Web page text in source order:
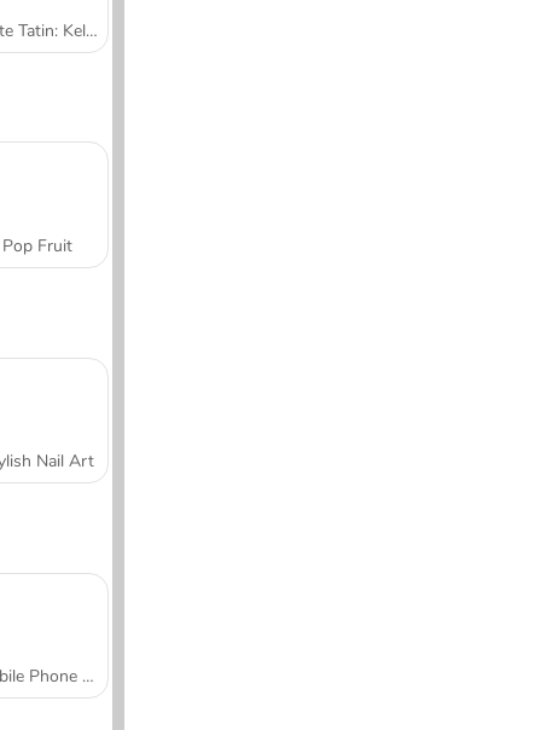
Tarte Tatin: Kelas Memasak Sara
Pop Fruit
Nail Art
Mobile Phone Case Design & DIY